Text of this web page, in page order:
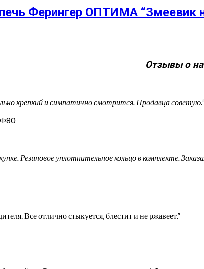
Ферингер ОПТИМА “Змеевик
Отзывы о
крепкий и симпатично смотрится. Продавца советую.”
Ф80
Резиновое уплотнительное кольцо в комплекте.
Все отлично стыкуется, блестит и не ржавеет.”